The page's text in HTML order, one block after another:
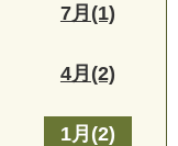
7月(1)
4月(2)
1月(2)